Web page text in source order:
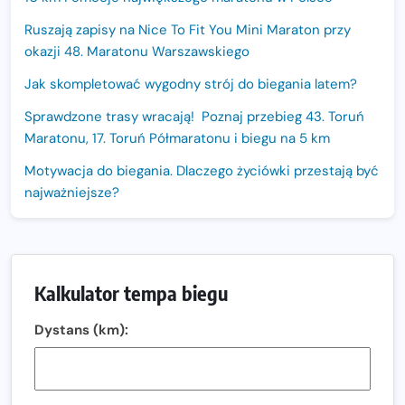
Ruszają zapisy na Nice To Fit You Mini Maraton przy
okazji 48. Maratonu Warszawskiego
Jak skompletować wygodny strój do biegania latem?
Sprawdzone trasy wracają! Poznaj przebieg 43. Toruń
Maratonu, 17. Toruń Półmaratonu i biegu na 5 km
Motywacja do biegania. Dlaczego życiówki przestają być
najważniejsze?
Sprawdzony przebieg i profil stworzony do szybkiego
biegania
Amazfit Balance 3: Kompleksowe narzędzie dla biegacza
Kalkulator tempa biegu
Dystans (km):